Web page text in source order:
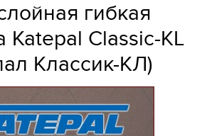
гибкая
Katepal Classic-KL
Классик-КЛ)